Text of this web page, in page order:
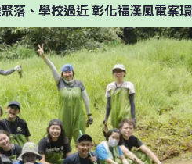
校過近 彰化福漢風電案環委建